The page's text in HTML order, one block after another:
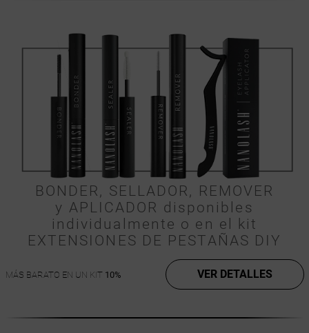
BONDER, SELLADOR, REMOVER
y APLICADOR disponibles
individualmente o en el kit
EXTENSIONES DE PESTAÑAS DIY
MÁS BARATO EN UN KIT 10% VER DETALLES